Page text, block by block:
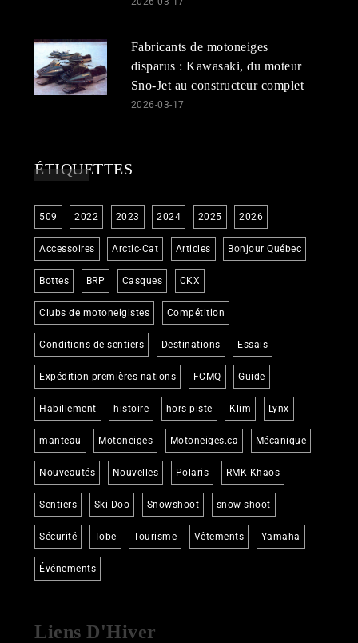
Fabricants de motoneiges
disparus : Kawasaki, du moteur
Sno-Jet au constructeur complet
2026-03-17
ÉTIQUETTES
509 2022 2023 2024 2025 2026
Accessoires Arctic-Cat Articles Bonjour Québec
Bottes BRP Casques CKX
Clubs de motoneigistes Compétition
Conditions de sentiers Destinations Essais
Expédition premières nations FCMQ Guide
Habillement histoire hors-piste Klim Lynx
manteau Motoneiges Motoneiges.ca Mécanique
Nouveautés Nouvelles Polaris RMK Khaos
Sentiers Ski-Doo Snowshoot snow shoot
Sécurité Tobe Tourisme Vêtements Yamaha
Événements
Liens D'Hiver